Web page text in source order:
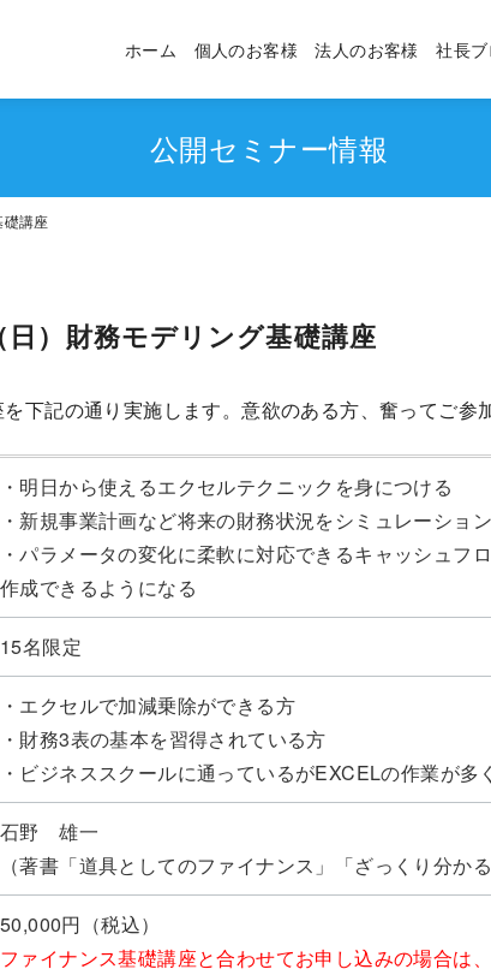
ホーム 個人のお客様 法人のお客様 社長
公開セミナー情報
講座
）財務モデリング基礎講座
下記の通り実施します。意欲のある方、奮ってご参
・明日から使えるエクセルテクニックを身につける
・新規事業計画など将来の財務状況をシミュレーショ
・パラメータの変化に柔軟に対応できるキャッシュフ
作成できるようになる
15名限定
・エクセルで加減乗除ができる方
・財務3表の基本を習得されている方
・ビジネススクールに通っているがEXCELの作業が多
石野 雄一
（著書「道具としてのファイナンス」「ざっくり分か
50,000円（税込）
ファイナンス基礎講座と合わせてお申し込みの場合は